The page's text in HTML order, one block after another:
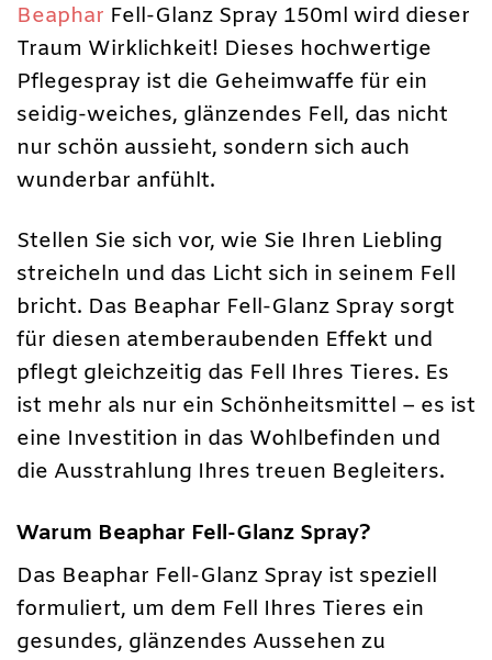
Beaphar Fell-Glanz Spray 150ml wird dieser
Traum Wirklichkeit! Dieses hochwertige
Pflegespray ist die Geheimwaffe für ein
seidig-weiches, glänzendes Fell, das nicht
nur schön aussieht, sondern sich auch
wunderbar anfühlt.
Stellen Sie sich vor, wie Sie Ihren Liebling
streicheln und das Licht sich in seinem Fell
bricht. Das Beaphar Fell-Glanz Spray sorgt
für diesen atemberaubenden Effekt und
pflegt gleichzeitig das Fell Ihres Tieres. Es
ist mehr als nur ein Schönheitsmittel – es ist
eine Investition in das Wohlbefinden und
die Ausstrahlung Ihres treuen Begleiters.
Warum Beaphar Fell-Glanz Spray?
Das Beaphar Fell-Glanz Spray ist speziell
formuliert, um dem Fell Ihres Tieres ein
gesundes, glänzendes Aussehen zu